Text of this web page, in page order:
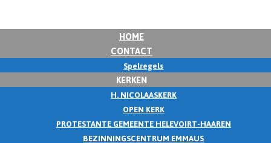
HOME
CONTACT
Spelregels
KERKEN
H. NICOLAASKERK
OPEN KERK
PROTESTANTE GEMEENTE HELEVOIRT-HAAREN
BEZINNINGSCENTRUM EMMAUS